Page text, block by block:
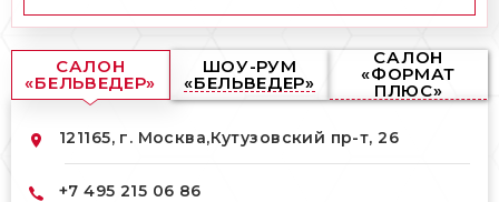
САЛОН
«БЕЛЬВЕДЕР»
ШОУ-РУМ
«БЕЛЬВЕДЕР»
САЛОН
«ФОРМАТ
ПЛЮС»
121165, г. Москва,Кутузовский пр-т, 26
+7 495 215 06 86